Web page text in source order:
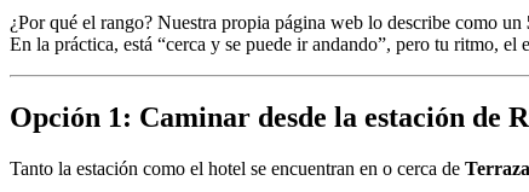
¿Por qué el rango? Nuestra propia página web lo describe como un
En la práctica, está “cerca y se puede ir andando”, pero tu ritmo,
Opción 1: Caminar desde la estación de
Tanto la estación como el hotel se encuentran en o cerca de